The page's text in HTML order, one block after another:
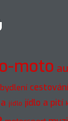
moto
bydlení cestování
jídlo jídlo a pití